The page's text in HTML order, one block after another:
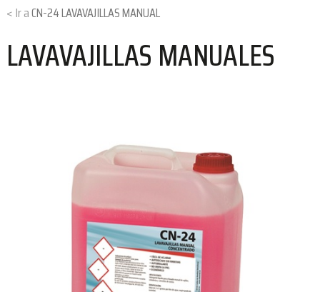
CN-24 LAVAVAJILLAS MANUAL
LAVAVAJILLAS MANUALES